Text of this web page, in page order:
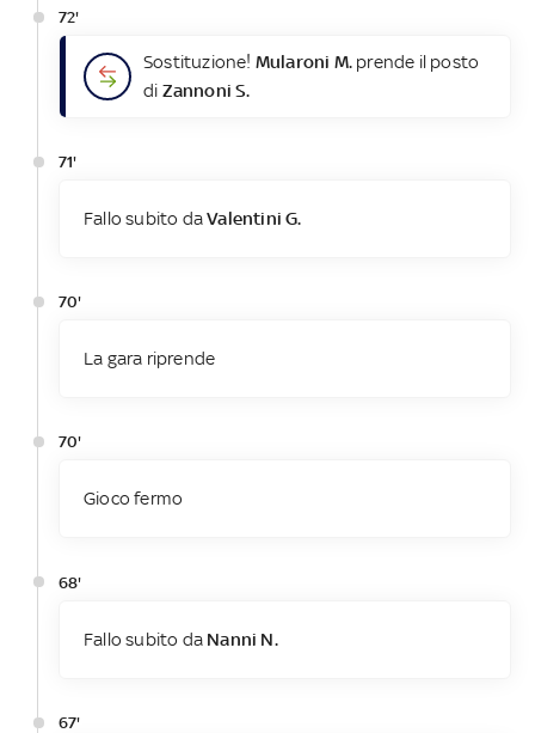
72'
Sostituzione! Mularoni M. prende il posto
di Zannoni S.
71'
Fallo subito daValentini G.
70'
La gara riprende
70'
Gioco fermo
68'
Fallo subito da Nanni N.
67'